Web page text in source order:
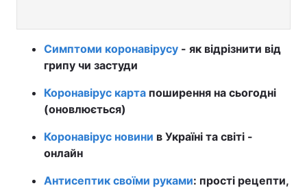
Симптоми коронавірусу - як відрізнити від
грипу чи застуди
Коронавірус карта поширення на сьогодні
(оновлюється)
Коронавірус новини в Україні та світі -
онлайн
Антисептик своїми руками: прості рецепти,